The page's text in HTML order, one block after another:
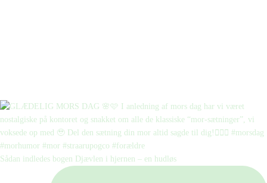
Sådan indledes bogen Djævlen i hjernen – en hudløs